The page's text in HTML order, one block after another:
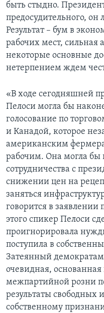
быть стыдно.
предосудительного, он
Результат – бум в
рабочих мест, сильная
некоторые основные
нетерпением ждем
«В ходе сегодняшней
Пелоси могла бы
голосование по
и Канадой, которое
американским
рабочим. Она могла бы
сотрудничества с
снижении цен на
заняться
говорится в заявлении
этого спикер Пелоси
проигнорировала
поступила в
Затеянный
очевидная,
межпартийной розни
результаты свободных
собственному